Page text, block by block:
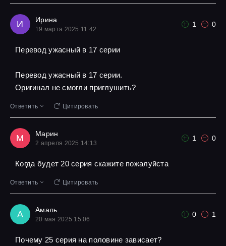
И Ирина
19 марта 2025 11:42
1 0
Перевод ужасный в 17 серии
Перевод ужасный в 17 серии.
Оригинал не смогли приглушить?
Ответить Цитировать
М Марин
2 апреля 2025 14:13
1 0
Когда будет 20 серия скажите пожалуйста
Ответить Цитировать
А Амаль
20 мая 2025 15:06
0 1
Почему 25 серия на половине зависает?